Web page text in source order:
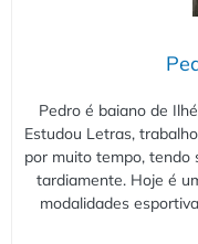
Pedro é baiano de
Estudou Letras,
por muito tempo, tendo
tardiamente. Hoje é
modalidades